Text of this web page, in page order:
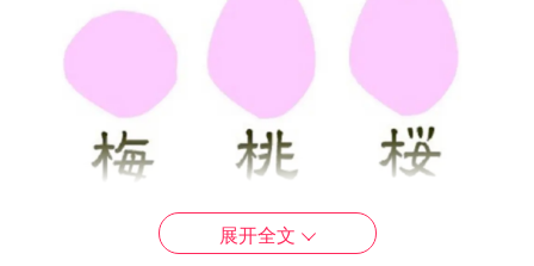
展开全文